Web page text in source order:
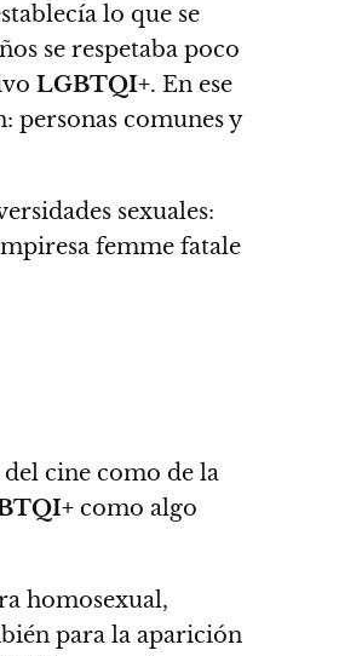
lo que se
se respetaba poco
LGBTQI+. En ese
personas comunes y
sexuales:
femme fatale
cine como de la
como algo
homosexual,
para la aparición